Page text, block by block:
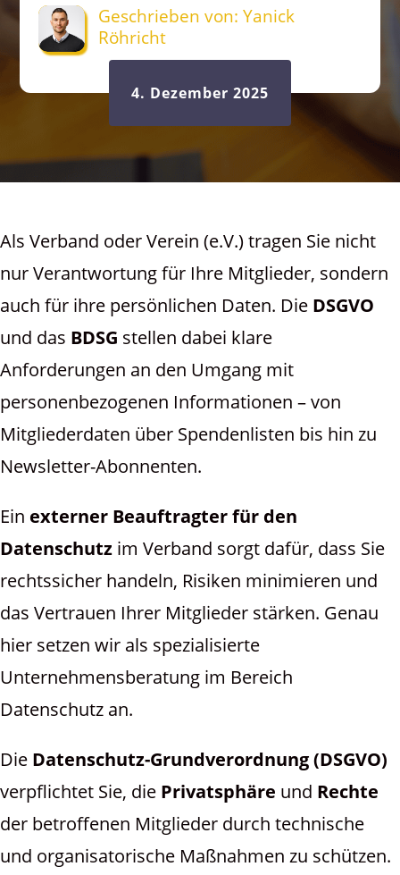
Geschrieben von: Yanick
Röhricht
4. Dezember 2025
Als Verband oder Verein (e.V.) tragen Sie nicht
nur Verantwortung für Ihre Mitglieder, sondern
auch für ihre persönlichen Daten. Die DSGVO
und das BDSG stellen dabei klare
Anforderungen an den Umgang mit
personenbezogenen Informationen – von
Mitgliederdaten über Spendenlisten bis hin zu
Newsletter-Abonnenten.
Ein externer Beauftragter für den
Datenschutz im Verband sorgt dafür, dass Sie
rechtssicher handeln, Risiken minimieren und
das Vertrauen Ihrer Mitglieder stärken. Genau
hier setzen wir als spezialisierte
Unternehmensberatung im Bereich
Datenschutz an.
Die Datenschutz-Grundverordnung (DSGVO)
verpflichtet Sie, die Privatsphäre und Rechte
der betroffenen Mitglieder durch technische
und organisatorische Maßnahmen zu schützen.